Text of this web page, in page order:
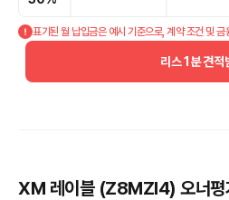
표기된 월 납입금은 예시 기준으로, 계약 조건 및
리스 1분 견적
XM 레이블 (Z8MZI4) 오너평